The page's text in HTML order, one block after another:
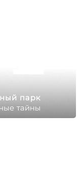
парк
тайны